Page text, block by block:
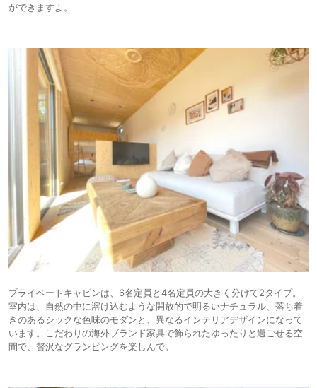
ができますよ。
プライベートキャビンは、6名定員と4名定員の大きく分けて2タイプ。
室内は、自然の中に溶け込むような開放的で明るいナチュラル、落ち着
きのあるシックな色味のモダンと、異なるインテリアデザインになって
います。こだわりの海外ブランド家具で飾られたゆったりと過ごせる空
間で、贅沢なグランピングを楽しんで。